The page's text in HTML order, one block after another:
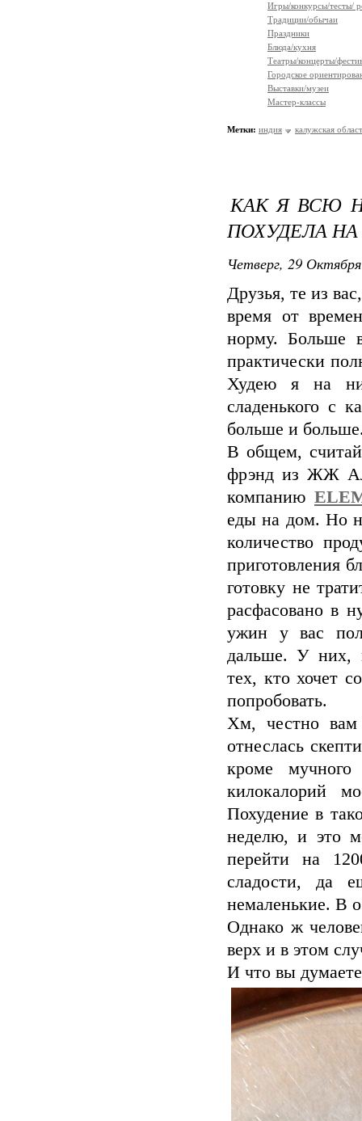
Игры/конкурсы/тесты/
Традиции/обычаи
Праздники
Блюда/кухня
Театры/концерты/
Городское
Выставки/музеи
Мастер-классы
Метки: индия калужская
КАК Я ВСЮ
ПОХУДЕЛА
Четверг, 29
Друзья, те из
время от
норму. Больше
практически
Худею я на
сладенького с
больше и
В общем,
фрэнд из ЖЖ
компанию
еды на дом. Но
количество
приготовления
готовку не
расфасовано в
ужин у вас
дальше. У них,
тех, кто хочет
попробовать.
Хм, честно вам
отнеслась
кроме
килокалорий
Похудение в
неделю, и это
перейти на
сладости, да
немаленькие. В
Однако ж
верх и в этом
И что вы